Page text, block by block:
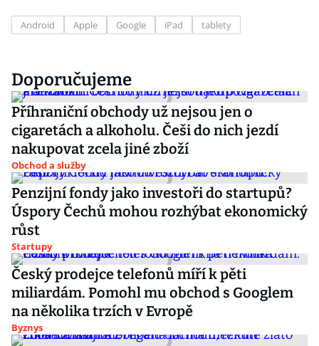
Android Apple Google iPad tablety
Doporučujeme
Příhraniční obchody už nejsou jen o
cigaretách a alkoholu. Češi do nich jezdí
nakupovat zcela jiné zboží
Obchod a služby
Penzijní fondy jako investoři do startupů?
Úspory Čechů mohou rozhýbat ekonomický
růst
Startupy
Český prodejce telefonů míří k pěti
miliardám. Pomohl mu obchod s Googlem
na několika trzích v Evropě
Byznys